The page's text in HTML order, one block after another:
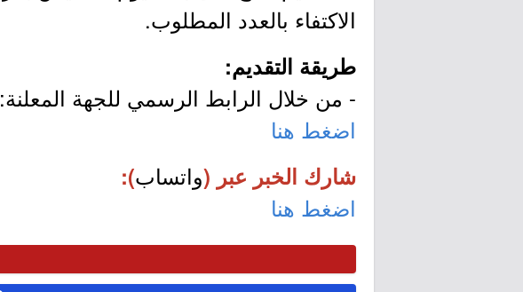
الاكتفاء بالعدد المطلوب.
طريقة التقديم:
- من خلال الرابط الرسمي للجهة المعلنة:
اضغط هنا
شارك الخبر عبر (واتساب):
اضغط هنا